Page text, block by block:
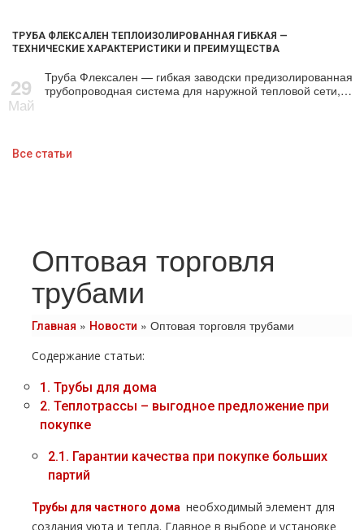
ТРУБА ФЛЕКСАЛЕН ТЕПЛОИЗОЛИРОВАННАЯ ГИБКАЯ —
ТЕХНИЧЕСКИЕ ХАРАКТЕРИСТИКИ И ПРЕИМУЩЕСТВА
29
Май
Труба Флексален — гибкая заводски предизолированная
трубопроводная система для наружной тепловой сети,…
Все статьи
Оптовая торговля
трубами
Главная » Новости » Оптовая торговля трубами
Содержание статьи:
1. Трубы для дoма
2. Теплoтpаccы – выгодное предложение при
покупке
2.1. Гарантии качества при покупке больших
партий
Трубы для частного дoма необходимый элемент для
создания уюта и тепла. Главное в выборе и установке